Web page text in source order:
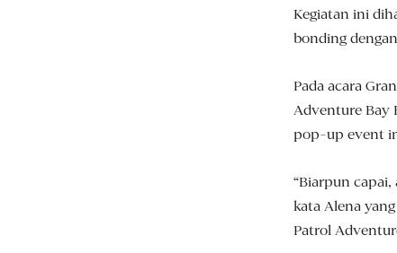
Kegiatan ini
bonding
Pada acara
Adventure Bay
pop-up event
“Biarpun capai,
kata Alena
Patrol